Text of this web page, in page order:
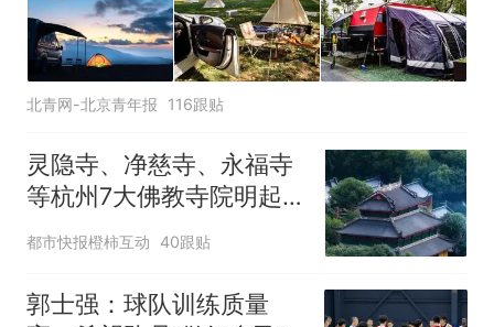
北青网-北京青年报 116跟贴
灵隐寺、净慈寺、永福寺
等杭州7大佛教寺院明起
临时关闭，别跑空了
都市快报橙柿互动 40跟贴
郭士强：球队训练质量